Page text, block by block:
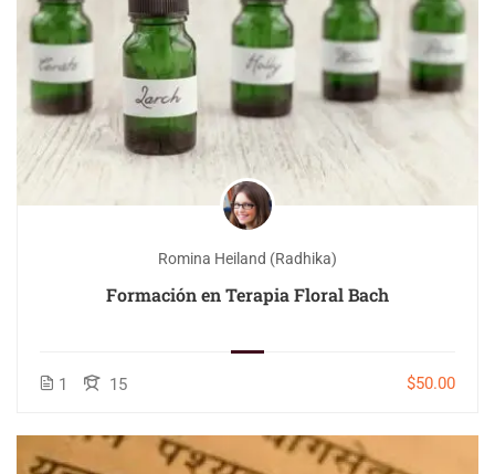
Romina Heiland (Radhika)
Formación en Terapia Floral Bach
1 15 $50.00